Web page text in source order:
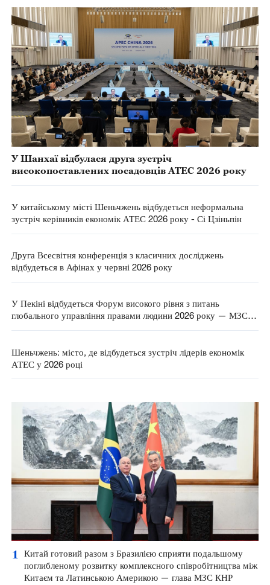
У Шанхаї відбулася друга зустріч
високопоставлених посадовців АТЕС 2026 року
У китайському місті Шеньчжень відбудеться неформальна
зустріч керівників економік АТЕС 2026 року - Сі Цзіньпін
Друга Всесвітня конференція з класичних досліджень
відбудеться в Афінах у червні 2026 року
У Пекіні відбудеться Форум високого рівня з питань
глобального управління правами людини 2026 року — МЗС
Шеньчжень: місто, де відбудеться зустріч лідерів економік
АТЕС у 2026 році
1
Китай готовий разом з Бразилією сприяти подальшому
поглибленому розвитку комплексного співробітництва між
Китаєм та Латинською Америкою — глава МЗС КНР